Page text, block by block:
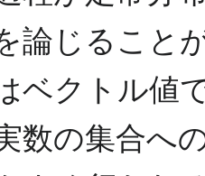
論じること
ベクトル値
数の集合へ